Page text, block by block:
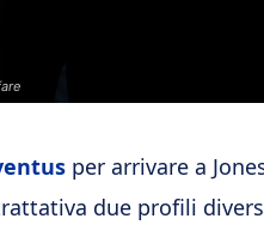
per arrivare a
due profili